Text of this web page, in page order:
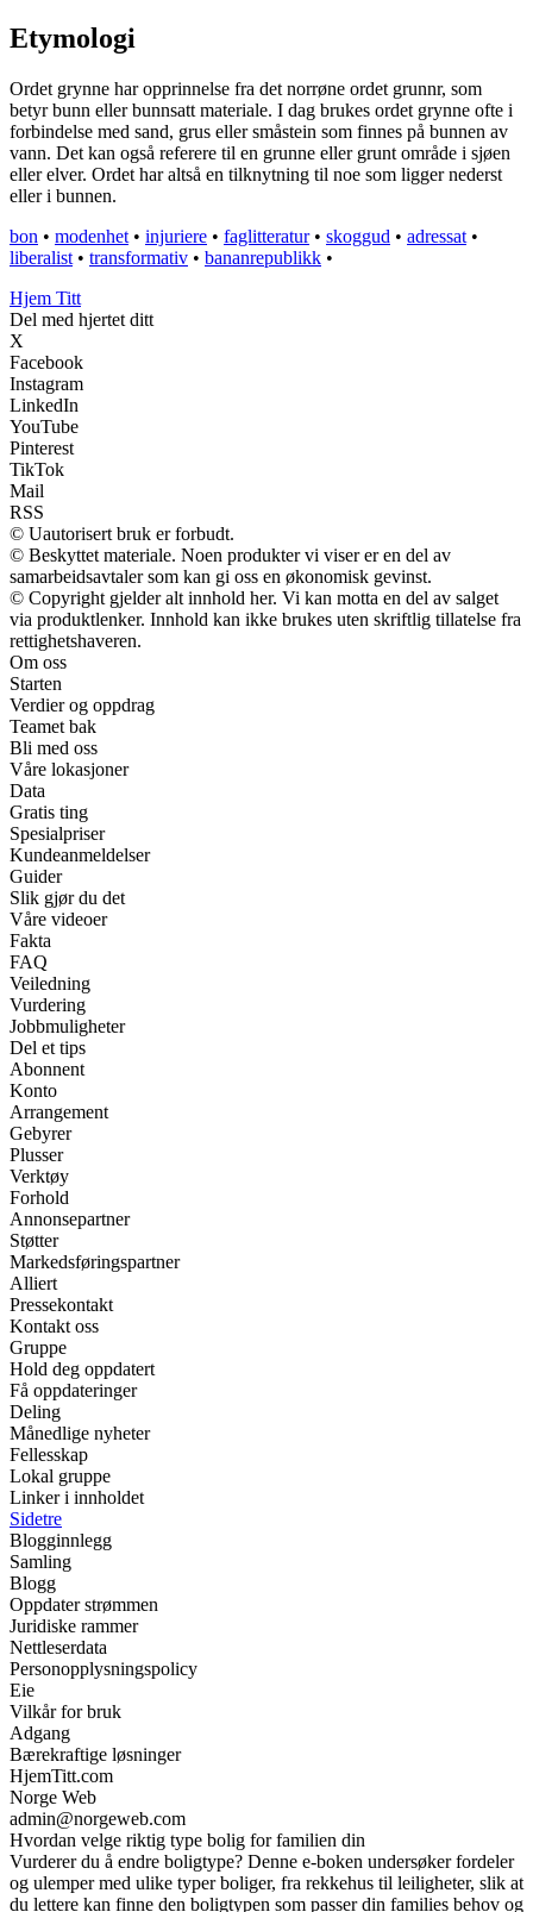
Etymologi
Ordet grynne har opprinnelse fra det norrøne ordet grunnr, som
betyr bunn eller bunnsatt materiale. I dag brukes ordet grynne ofte i
forbindelse med sand, grus eller småstein som finnes på bunnen av
vann. Det kan også referere til en grunne eller grunt område i sjøen
eller elver. Ordet har altså en tilknytning til noe som ligger nederst
eller i bunnen.
bon • modenhet • injuriere • faglitteratur• skoggud • adressat •
liberalist • transformativ • bananrepublikk •
Hjem Titt
Del med hjertet ditt
X
Facebook
Instagram
LinkedIn
YouTube
Pinterest
TikTok
Mail
RSS
© Uautorisert bruk er forbudt.
© Beskyttet materiale. Noen produkter vi viser er en del av
samarbeidsavtaler som kan gi oss en økonomisk gevinst.
© Copyright gjelder alt innhold her. Vi kan motta en del av salget
via produktlenker. Innhold kan ikke brukes uten skriftlig tillatelse fra
rettighetshaveren.
Om oss
Starten
Verdier og oppdrag
Teamet bak
Bli med oss
Våre lokasjoner
Data
Gratis ting
Spesialpriser
Kundeanmeldelser
Guider
Slik gjør du det
Våre videoer
Fakta
FAQ
Veiledning
Vurdering
Jobbmuligheter
Del et tips
Abonnent
Konto
Arrangement
Gebyrer
Plusser
Verktøy
Forhold
Annonsepartner
Støtter
Markedsføringspartner
Alliert
Pressekontakt
Kontakt oss
Gruppe
Hold deg oppdatert
Få oppdateringer
Deling
Månedlige nyheter
Fellesskap
Lokal gruppe
Linker i innholdet
Sidetre
Blogginnlegg
Samling
Blogg
Oppdater strømmen
Juridiske rammer
Nettleserdata
Personopplysningspolicy
Eie
Vilkår for bruk
Adgang
Bærekraftige løsninger
HjemTitt.com
Norge Web
admin@norgeweb.com
Hvordan velge riktig type bolig for familien din
Vurderer du å endre boligtype? Denne e-boken undersøker fordeler
og ulemper med ulike typer boliger, fra rekkehus til leiligheter, slik at
du lettere kan finne den boligtypen som passer din families behov og